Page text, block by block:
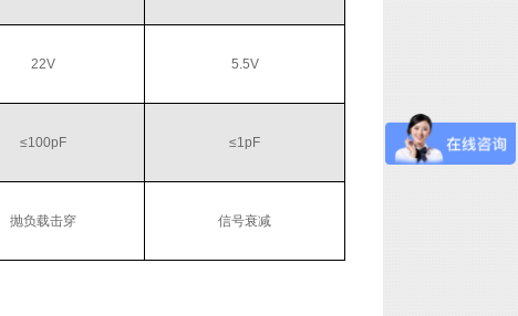
22V 5.5V
≤100pF ≤1pF
抛负载击穿 信号衰减